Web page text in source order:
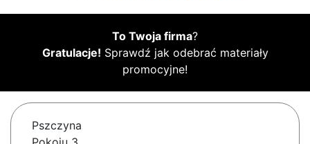
To Twoja firma?
Gratulacje! Sprawdź jak odebrać materiały
promocyjne!
Pszczyna